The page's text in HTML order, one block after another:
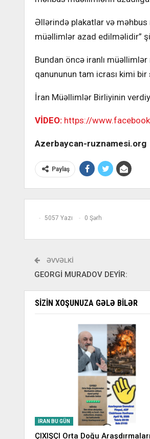
Əllərində plakatlar və məhbus
müəllimlər azad edilməlidir”
Bundan öncə iranlı müəllimlər
qanununun tam icrası kimi
İran Müəllimlər Birliyinin
VİDEO: https://
Azerbaycan-ruznamesi.org
Paylaş
5057 Yazı 0 Şərh
ƏVVƏLKI
GEORGİ MURADOV DEYİR:
SIZIN XOŞUNUZA GƏLƏ BILƏR
İRAN BU GÜN
ÇIXIŞÇI Orta Doğu Araşdırmaları